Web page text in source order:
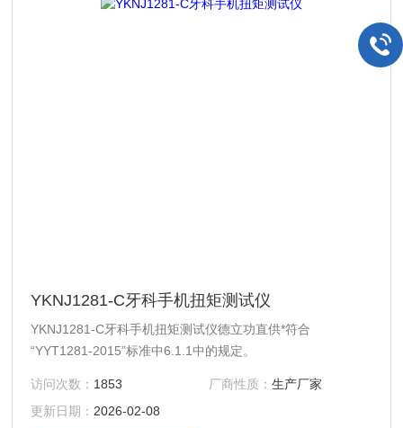
YKNJ1281-C牙科手机扭矩测试仪
YKNJ1281-C牙科手机扭矩测试仪德立功直供*符合
“YYT1281-2015”标准中6.1.1中的规定。
访问次数： 1853 厂商性质： 生产厂家
更新日期： 2026-02-08